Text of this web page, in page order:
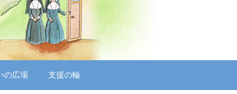
の広場 支援の輪